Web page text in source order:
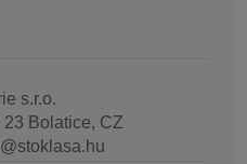
s.r.o.
23 Bolatice, CZ